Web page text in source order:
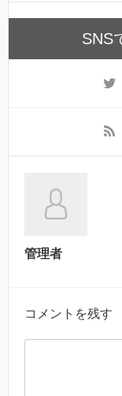
SNS
管理者
コメントを残す